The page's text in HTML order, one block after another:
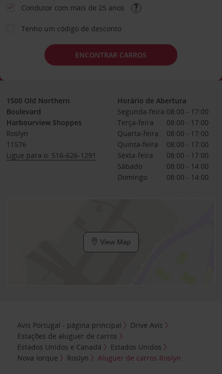
Condutor com mais de 25 anos
Tenho um código de desconto
ENCONTRAR CARROS
1500 Old Northern
Boulevard
Harbourview Shoppes
Roslyn
11576
Ligue para o: 516-626-1291
Horário de Abertura
Segunda-feira 08:00 - 17:00
Terça-feira
08:00 - 17:00
Quarta-feira
08:00 - 17:00
Quinta-feira
08:00 - 17:00
Sexta-feira
08:00 - 17:00
Sábado
08:00 - 14:00
Domingo
08:00 - 14:00
View Map
Avis Portugal - página principal
Drive Avis
Estações de aluguer de carros
Estados Unidos e Canadá
Estados Unidos
Nova Iorque
Roslyn Aluguer de carros Roslyn